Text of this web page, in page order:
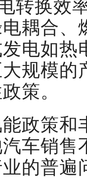
转换效
耦合、
电如
规模
策。
政策和
车销售
的普